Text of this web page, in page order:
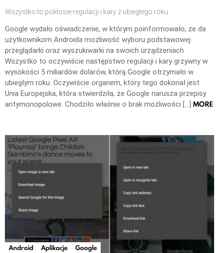
Wszystko to pokłosie regulacji i kary z ubiegłego roku
Google wydało oświadczenie, w którym poinformowało, że da
użytkownikom Androida możliwość wyboru podstawowej
przeglądarki oraz wyszukiwarki na swoich urządzeniach.
Wszystko to oczywiście następstwo regulacji i kary grzywny w
wysokości 5 miliardów dolarów, którą Google otrzymało w
ubiegłym roku. Oczywiście organem, który tego dokonał jest
Unia Europejska, która stwierdziła, że Google narusza przepisy
antymonopolowe. Chodziło właśnie o brak możliwości […] MORE
Android Aplikacje Google